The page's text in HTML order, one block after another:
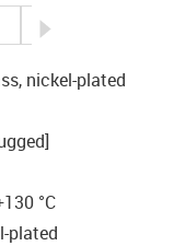
nickel-plated
°C
plated